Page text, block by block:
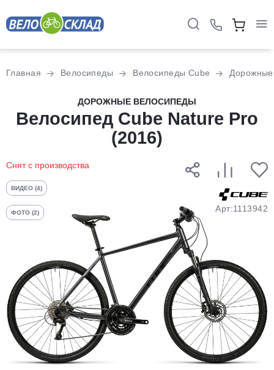
Главная Велосипеды Велосипеды Cube Дорожные
ДОРОЖНЫЕ ВЕЛОСИПЕДЫ
Велосипед Cube Nature Pro
(2016)
Снят с производства
ВИДЕО (4)
ФОТО (2) Арт:1113942
Разбейте
оплатуна части
без переплат
График платежей
Добавляйте товары
в корзину
Оплачивайте сегодня только
25% картой любого банка